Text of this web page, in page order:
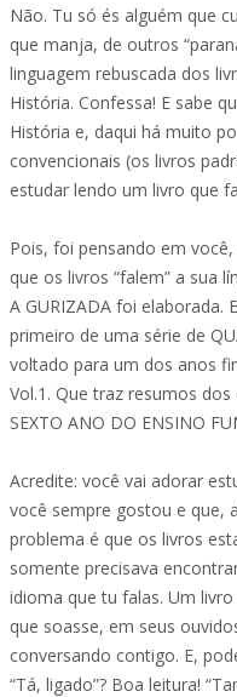
Não. Tu só és alguém que
que manja, de outros
linguagem rebuscada dos
História. Confessa! E sabe
História e, daqui há muito
convencionais (os livros
estudar lendo um livro que
Pois, foi pensando em
que os livros “falem” a sua
A GURIZADA foi elaborada.
primeiro de uma série de
voltado para um dos anos
Vol.1. Que traz resumos
SEXTO ANO DO ENSINO
Acredite: você vai adorar
você sempre gostou e que,
problema é que os livros
somente precisava
idioma que tu falas. Um
que soasse, em seus
conversando contigo. E,
“Tá, ligado”? Boa leitura!